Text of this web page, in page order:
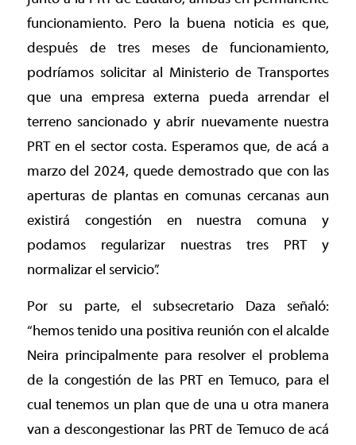
funcionamiento. Pero la buena noticia es que,
después de tres meses de funcionamiento,
podríamos solicitar al Ministerio de Transportes
que una empresa externa pueda arrendar el
terreno sancionado y abrir nuevamente nuestra
PRT en el sector costa. Esperamos que, de acá a
marzo del 2024, quede demostrado que con las
aperturas de plantas en comunas cercanas aun
existirá congestión en nuestra comuna y
podamos regularizar nuestras tres PRT y
normalizar el servicio”.
Por su parte, el subsecretario Daza señaló:
“hemos tenido una positiva reunión con el alcalde
Neira principalmente para resolver el problema
de la congestión de las PRT en Temuco, para el
cual tenemos un plan que de una u otra manera
van a descongestionar las PRT de Temuco de acá